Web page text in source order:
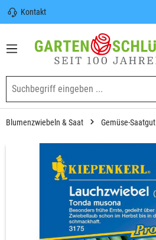
springen
Kontakt
Sicherer Versand | Versandkostenfrei
(DE) ab 100€
Garten-Schlüter Anwachsgarantie
Blumenzwiebeln & Saat Gemüse-Saatgut